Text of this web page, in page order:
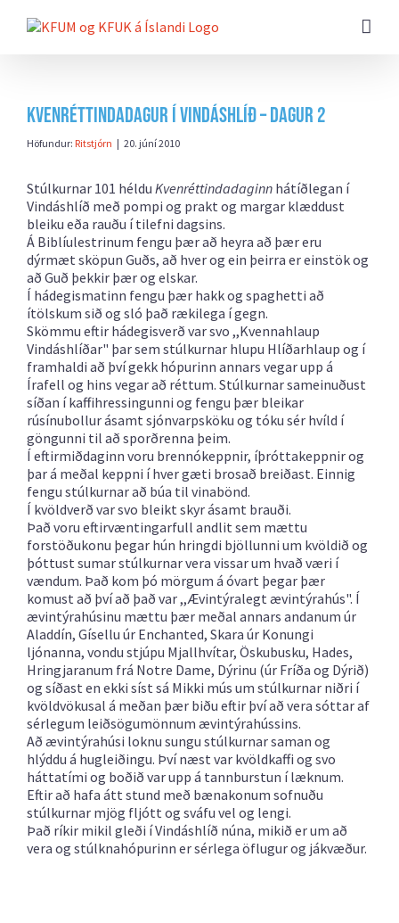
beint
Kvenréttindadagur í Vindáshlíð – Dagur 2
Höfundur: Ritstjórn | 20. júní 2010
Stúlkurnar 101 héldu Kvenréttindadaginn hátíðlegan í
Vindáshlíð með pompi og prakt og margar klæddust
bleiku eða rauðu í tilefni dagsins.
Á Biblíulestrinum fengu þær að heyra að þær eru
dýrmæt sköpun Guðs, að hver og ein þeirra er einstök og
að Guð þekkir þær og elskar.
Í hádegismatinn fengu þær hakk og spaghetti að
ítölskum sið og sló það rækilega í gegn.
Skömmu eftir hádegisverð var svo ,,Kvennahlaup
Vindáshlíðar" þar sem stúlkurnar hlupu Hlíðarhlaup og í
framhaldi að því gekk hópurinn annars vegar upp á
Írafell og hins vegar að réttum. Stúlkurnar sameinuðust
síðan í kaffihressingunni og fengu þær bleikar
rúsínubollur ásamt sjónvarpsköku og tóku sér hvíld í
göngunni til að sporðrenna þeim.
Í eftirmiðdaginn voru brennókeppnir, íþróttakeppnir og
þar á meðal keppni í hver gæti brosað breiðast. Einnig
fengu stúlkurnar að búa til vinabönd.
Í kvöldverð var svo bleikt skyr ásamt brauði.
Það voru eftirvæntingarfull andlit sem mættu
forstöðukonu þegar hún hringdi bjöllunni um kvöldið og
þóttust sumar stúlkurnar vera vissar um hvað væri í
vændum. Það kom þó mörgum á óvart þegar þær
komust að því að það var ,,Ævintýralegt ævintýrahús". Í
ævintýrahúsinu mættu þær meðal annars andanum úr
Aladdín, Gísellu úr Enchanted, Skara úr Konungi
ljónanna, vondu stjúpu Mjallhvítar, Öskubusku, Hades,
Hringjaranum frá Notre Dame, Dýrinu (úr Fríða og Dýrið)
og síðast en ekki síst sá Mikki mús um stúlkurnar niðri í
kvöldvökusal á meðan þær biðu eftir því að vera sóttar af
sérlegum leiðsögumönnum ævintýrahússins.
Að ævintýrahúsi loknu sungu stúlkurnar saman og
hlýddu á hugleiðingu. Því næst var kvöldkaffi og svo
háttatími og boðið var upp á tannburstun í læknum.
Eftir að hafa átt stund með bænakonum sofnuðu
stúlkurnar mjög fljótt og sváfu vel og lengi.
Það ríkir mikil gleði í Vindáshlíð núna, mikið er um að
vera og stúlknahópurinn er sérlega öflugur og jákvæður.